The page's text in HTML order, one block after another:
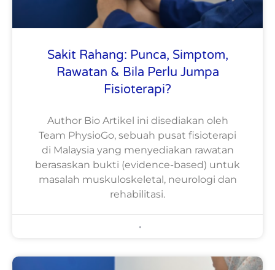
Sakit Rahang: Punca, Simptom,
Rawatan & Bila Perlu Jumpa
Fisioterapi?
Author Bio Artikel ini disediakan oleh
Team PhysioGo, sebuah pusat fisioterapi
di Malaysia yang menyediakan rawatan
berasaskan bukti (evidence-based) untuk
masalah muskuloskeletal, neurologi dan
rehabilitasi.